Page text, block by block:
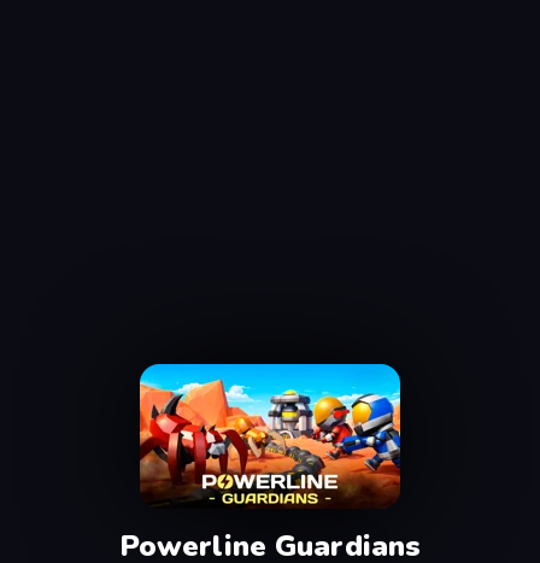
Powerline Guardians